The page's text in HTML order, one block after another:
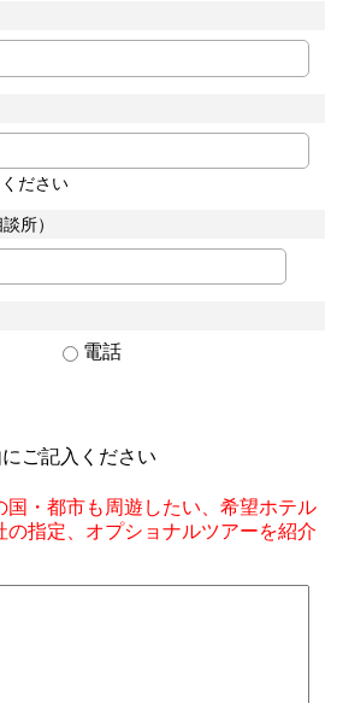
ださい
所）
電話
ご記入ください
・都市も周遊したい、希望ホテル
の指定、オプショナルツアーを紹介